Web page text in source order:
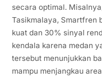
secara optimal.
Tasikmalaya, Smartfren
kuat dan 30% sinyal
kendala karena medan
tersebut menunjukkan
mampu menjangkau